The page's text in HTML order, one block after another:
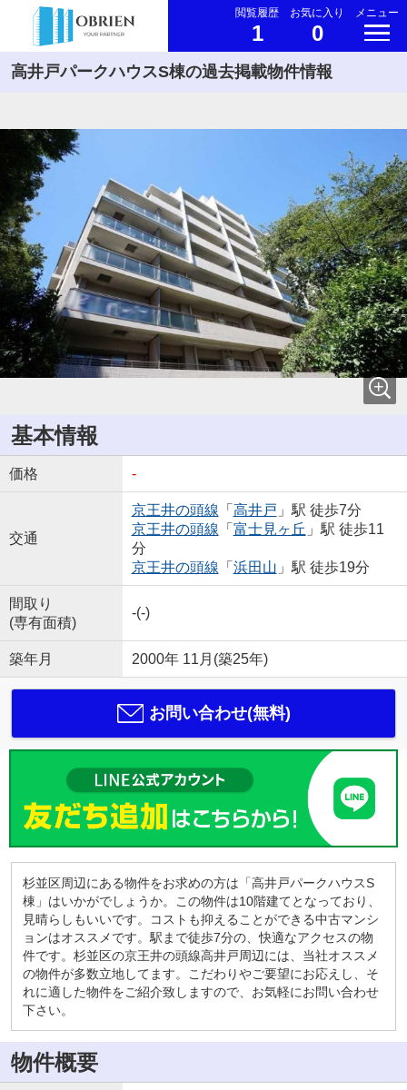
閲覧履歴
1
お気に入り
0
メニュー
高井戸パークハウスS棟の過去掲載物件情報
基本情報
価格 -
交通
京王井の頭線 「 高井戸 」駅 徒歩7分
京王井の頭線 「 富士見ヶ丘 」駅 徒歩11
分
京王井の頭線 「 浜田山 」駅 徒歩19分
間取り
(専有面積)
-(-)
築年月 2000年 11月(築25年)
お問い合わせ(無料)
杉並区周辺にある物件をお求めの方は「高井戸パークハウスS
棟」はいかがでしょうか。この物件は10階建てとなっており、
見晴らしもいいです。コストも抑えることができる中古マンシ
ョンはオススメです。駅まで徒歩7分の、快適なアクセスの物
件です。杉並区の京王井の頭線高井戸周辺には、当社オススメ
の物件が多数立地してます。こだわりやご要望にお応えし、そ
れに適した物件をご紹介致しますので、お気軽にお問い合わせ
下さい。
物件概要